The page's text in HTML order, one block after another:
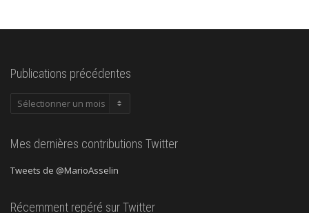
Publications précédentes
Publications
Mes dernières contributions Twitter
Tweets de @MarioAsselin
Récemment repéré sur Twitter